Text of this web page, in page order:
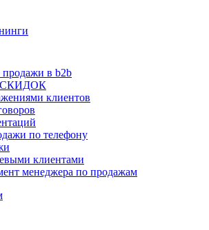
в b2b
СКИДОК
клиентов
по телефону
клиентами
менеджера по продажам